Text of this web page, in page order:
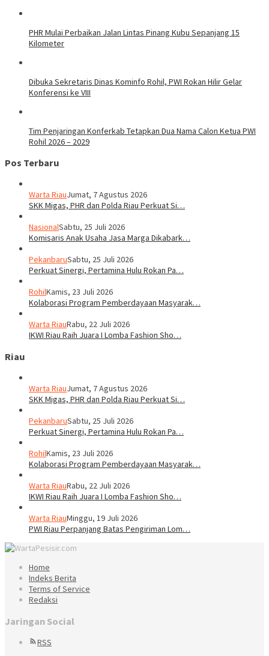
PHR Mulai Perbaikan Jalan Lintas Pinang Kubu Sepanjang 15
Kilometer
Dibuka Sekretaris Dinas Kominfo Rohil, PWI Rokan Hilir Gelar
Konferensi ke VIII
Tim Penjaringan Konferkab Tetapkan Dua Nama Calon Ketua PWI
Rohil 2026 – 2029
Pos Terbaru
Warta RiauJumat, 7 Agustus 2026
SKK Migas, PHR dan Polda Riau Perkuat Si…
NasionalSabtu, 25 Juli 2026
Komisaris Anak Usaha Jasa Marga Dikabark…
PekanbaruSabtu, 25 Juli 2026
Perkuat Sinergi, Pertamina Hulu Rokan Pa…
RohilKamis, 23 Juli 2026
Kolaborasi Program Pemberdayaan Masyarak…
Warta RiauRabu, 22 Juli 2026
IKWI Riau Raih Juara I Lomba Fashion Sho…
Riau
Warta RiauJumat, 7 Agustus 2026
SKK Migas, PHR dan Polda Riau Perkuat Si…
PekanbaruSabtu, 25 Juli 2026
Perkuat Sinergi, Pertamina Hulu Rokan Pa…
RohilKamis, 23 Juli 2026
Kolaborasi Program Pemberdayaan Masyarak…
Warta RiauRabu, 22 Juli 2026
IKWI Riau Raih Juara I Lomba Fashion Sho…
Warta RiauMinggu, 19 Juli 2026
PWI Riau Perpanjang Batas Pengiriman Lom…
Home
Indeks Berita
Terms of Service
Redaksi
Jaringan Social
RSS